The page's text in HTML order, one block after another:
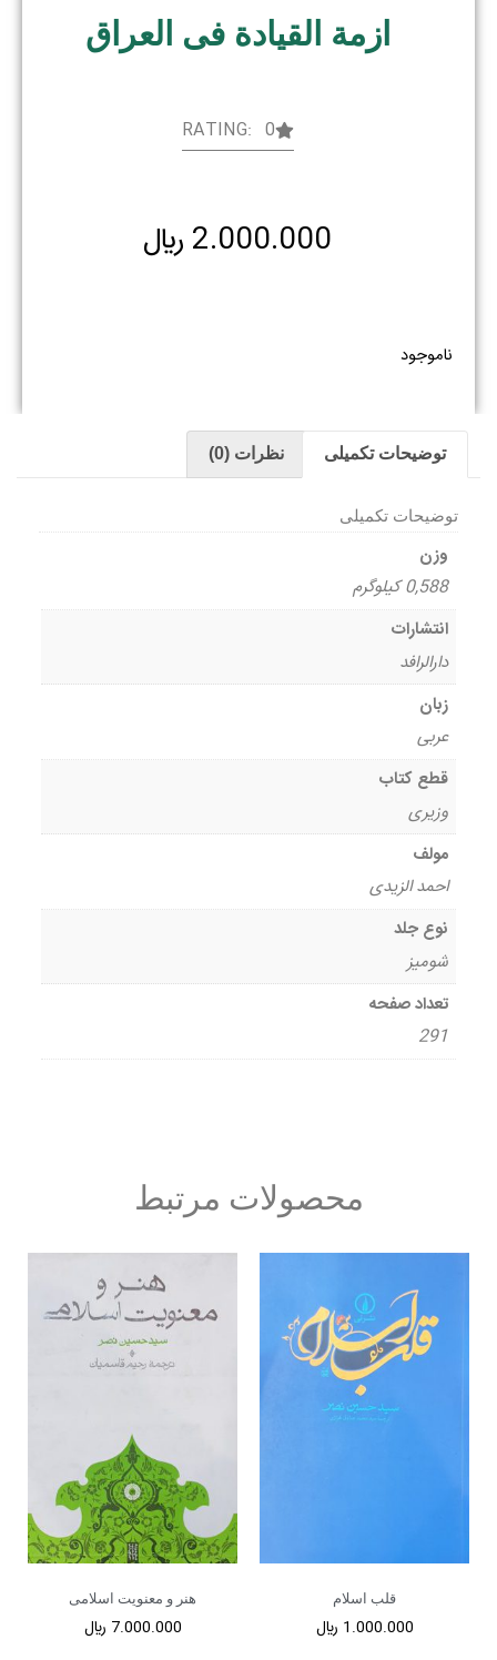
ازمة القیادة فی العراق
RATING: 0
2.000.000 ﷼
ناموجود
توضیحات تکمیلی نظرات (0)
توضیحات تکمیلی
وزن
0,588 کیلوگرم
انتشارات
دارالرافد
زبان
عربی
قطع کتاب
وزیری
مولف
احمد الزیدی
نوع جلد
شومیز
تعداد صفحه
291
محصولات مرتبط
قلب اسلام
1.000.000 ﷼
هنر و معنویت اسلامی
7.000.000 ﷼